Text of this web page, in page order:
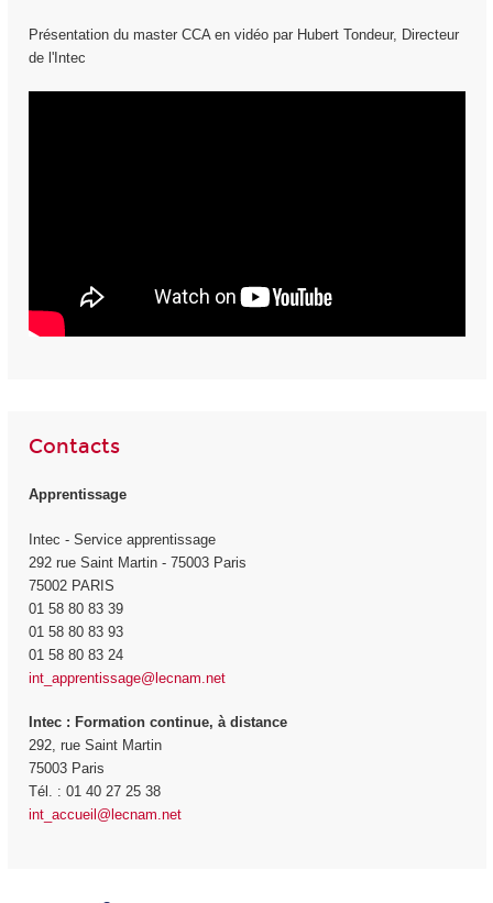
Présentation du master CCA en vidéo par Hubert Tondeur, Directeur
de l'Intec
Contacts
Apprentissage
Intec - Service apprentissage
292 rue Saint Martin - 75003 Paris
75002 PARIS
01 58 80 83 39
01 58 80 83 93
01 58 80 83 24
int_apprentissage@lecnam.net
Intec: Formation continue, à distance
292, rue Saint Martin
75003 Paris
Tél. : 01 40 27 25 38
int_accueil@lecnam.net